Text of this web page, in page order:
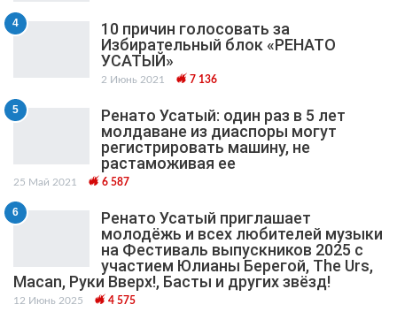
4
10 причин голосовать за
Избирательный блок «РЕНАТО
УСАТЫЙ»
2 Июнь 2021 7 136
5
Ренато Усатый: один раз в 5 лет
молдаване из диаспоры могут
регистрировать машину, не
растаможивая ее
25 Май 2021 6 587
6
Ренато Усатый приглашает
молодёжь и всех любителей музыки
на Фестиваль выпускников 2025 с
участием Юлианы Берегой, The Urs,
Macan, Руки Вверх!, Басты и других звёзд!
12 Июнь 2025 4 575